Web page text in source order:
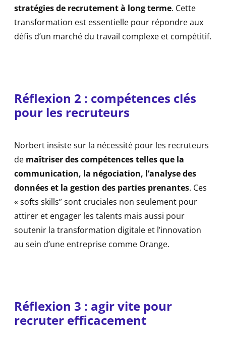
stratégies de recrutement à long terme. Cette
transformation est essentielle pour répondre aux
défis d’un marché du travail complexe et compétitif.
Réflexion 2 : compétences clés
pour les recruteurs
Norbert insiste sur la nécessité pour les recruteurs
de maîtriser des compétences telles que la
communication, la négociation, l’analyse des
données et la gestion des parties prenantes. Ces
« softs skills” sont cruciales non seulement pour
attirer et engager les talents mais aussi pour
soutenir la transformation digitale et l’innovation
au sein d’une entreprise comme Orange.
Réflexion 3 : agir vite pour
recruter efficacement